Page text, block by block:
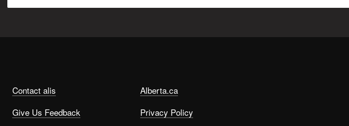
Contact alis
Give Us Feedback
Alberta.ca
Privacy Policy